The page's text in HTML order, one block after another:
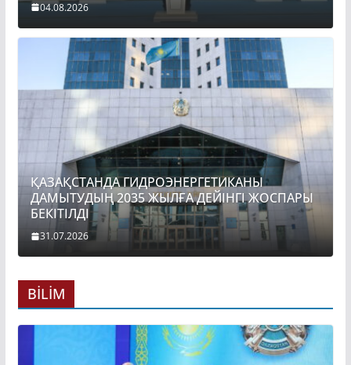
04.08.2026
ҚАЗАҚСТАНДА ГИДРОЭНЕРГЕТИКАНЫ
ДАМЫТУДЫҢ 2035 ЖЫЛҒА ДЕЙІНГІ ЖОСПАРЫ
БЕКІТІЛДІ
31.07.2026
BİLİM